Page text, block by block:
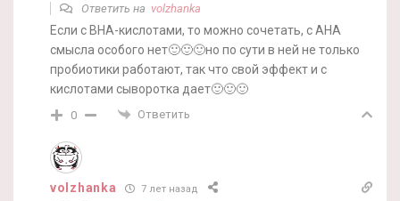
Ответить на volzhanka
Если с BHA-кислотами, то можно сочетать, с AHA
смысла особого нет🙂🙂🙂но по сути в ней не только
пробиотики работают, так что свой эффект и с
кислотами сыворотка дает🙂🙂🙂
0 Ответить
volzhanka 7 лет назад